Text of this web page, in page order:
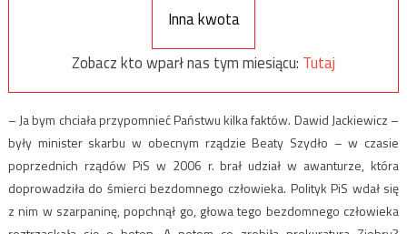
Inna kwota
Zobacz kto wparł nas tym miesiącu: Tutaj
– Ja bym chciała przypomnieć Państwu kilka faktów. Dawid Jackiewicz –
były minister skarbu w obecnym rządzie Beaty Szydło – w czasie
poprzednich rządów PiS w 2006 r. brał udział w awanturze, która
doprowadziła do śmierci bezdomnego człowieka. Polityk PiS wdał się
z nim w szarpaninę, popchnął go, głowa tego bezdomnego człowieka